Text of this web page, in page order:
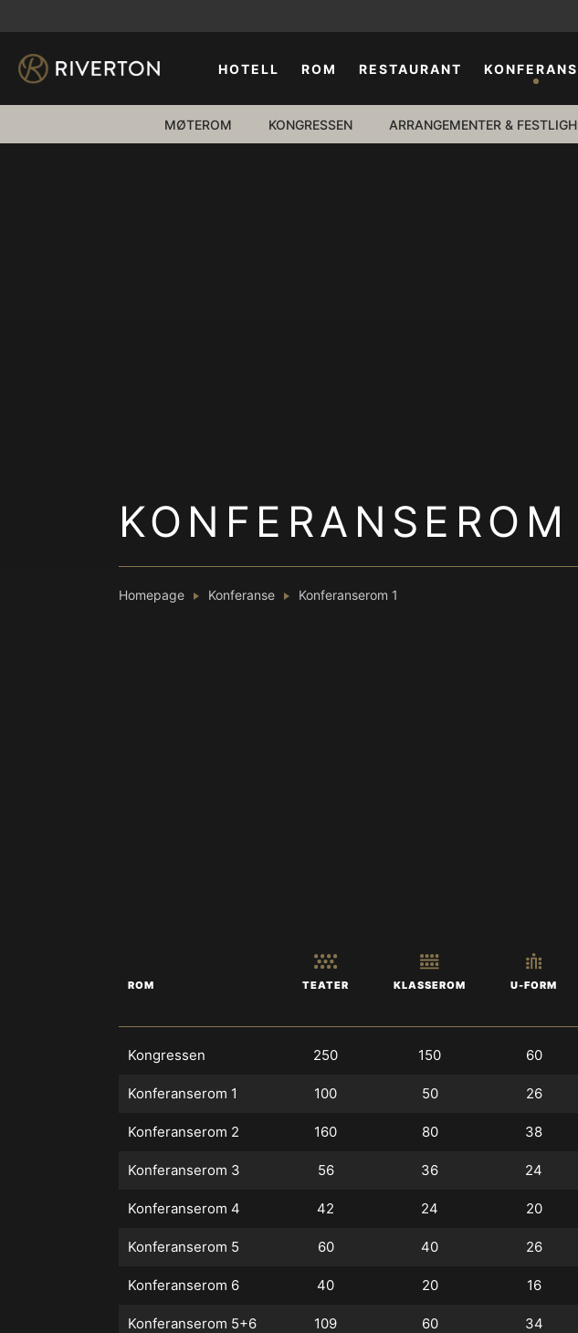
HOTELL ROM RESTAURANT
MØTEROM KONGRESSEN ARRANGEMENTER &
KONFERANSEROM
Homepage Konferanse Konferanserom 1
ROM TEATER KLASSEROM U-FORM
Kongressen 250 150 60
Konferanserom 1 100 50 26
Konferanserom 2 160 80 38
Konferanserom 3 56 36 24
Konferanserom 4 42 24 20
Konferanserom 5 60 40 26
Konferanserom 6 40 20 16
Konferanserom 5+6 109 60 34